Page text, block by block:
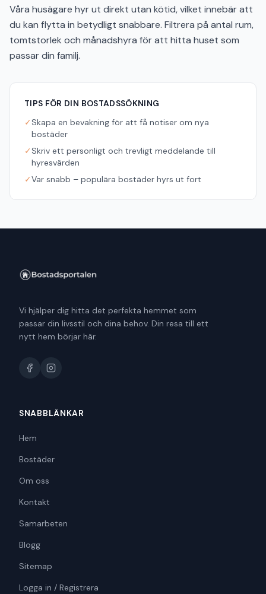
Våra husägare hyr ut direkt utan kötid, vilket innebär att
du kan flytta in betydligt snabbare. Filtrera på antal rum,
tomtstorlek och månadshyra för att hitta huset som
passar din familj.
TIPS FÖR DIN BOSTADSSÖKNING
✓Skapa en bevakning för att få notiser om nya
bostäder
✓Skriv ett personligt och trevligt meddelande till
hyresvärden
✓Var snabb – populära bostäder hyrs ut fort
Vi hjälper dig hitta det perfekta hemmet som
passar din livsstil och dina behov. Din resa till ett
nytt hem börjar här.
SNABBLÄNKAR
Hem
Bostäder
Om oss
Kontakt
Samarbeten
Blogg
Sitemap
Logga in / Registrera